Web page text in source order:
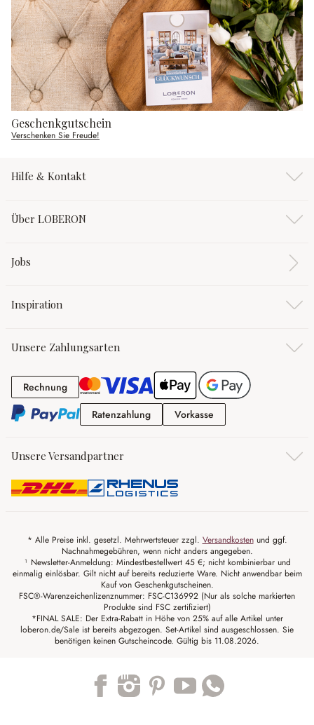
Geschenkgutschein
Verschenken Sie Freude!
Hilfe & Kontakt
Über LOBERON
Jobs
Inspiration
Unsere Zahlungsarten
RechnungRechnung
RatenzahlungRatenzahlung
Vorkasse
Unsere Versandpartner
* Alle Preise inkl. gesetzl. Mehrwertsteuer zzgl. Versandkostenund ggf.
Nachnahmegebühren, wenn nicht anders angegeben.
¹ Newsletter-Anmeldung: Mindestbestellwert 45 €; nicht kombinierbar und
einmalig einlösbar. Gilt nicht auf bereits reduzierte Ware. Nicht anwendbar beim
Kauf von Geschenkgutscheinen.
FSC®-Warenzeichenlizenznummer: FSC-C136992 (Nur als solche markierten
Produkte sind FSC zertifiziert)
*FINAL SALE: Der Extra-Rabatt in Höhe von 25% auf alle Artikel unter
loberon.de/Sale ist bereits abgezogen. Set-Artikel sind ausgeschlossen. Sie
benötigen keinen Gutscheincode. Gültig bis 11.08.2026.